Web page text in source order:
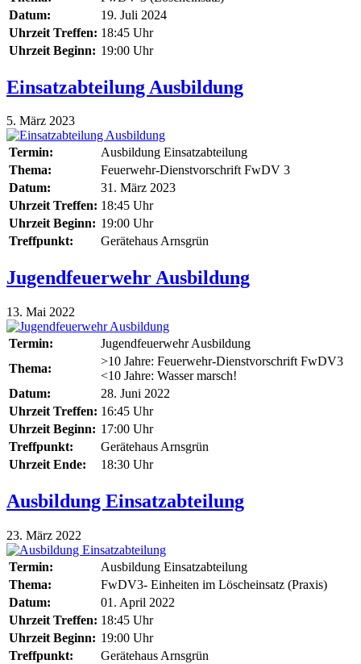
Datum:
19. Juli 2024
Uhrzeit Treffen: 18:45 Uhr
Uhrzeit Beginn: 19:00 Uhr
Einsatzabteilung Ausbildung
5. März 2023
Termin:
Ausbildung Einsatzabteilung
Thema:
Feuerwehr-Dienstvorschrift FwDV 3
Datum:
31. März 2023
Uhrzeit Treffen: 18:45 Uhr
Uhrzeit Beginn: 19:00 Uhr
Treffpunkt:
Gerätehaus Arnsgrün
Jugendfeuerwehr Ausbildung
13. Mai 2022
Termin:
Jugendfeuerwehr Ausbildung
Thema:
>10 Jahre: Feuerwehr-Dienstvorschrift FwDV3
<10 Jahre: Wasser marsch!
Datum:
28. Juni 2022
Uhrzeit Treffen: 16:45 Uhr
Uhrzeit Beginn: 17:00 Uhr
Treffpunkt:
Gerätehaus Arnsgrün
Uhrzeit Ende:
18:30 Uhr
Ausbildung Einsatzabteilung
23. März 2022
Termin:
Ausbildung Einsatzabteilung
Thema:
FwDV3- Einheiten im Löscheinsatz (Praxis)
Datum:
01. April 2022
Uhrzeit Treffen: 18:45 Uhr
Uhrzeit Beginn: 19:00 Uhr
Treffpunkt:
Gerätehaus Arnsgrün